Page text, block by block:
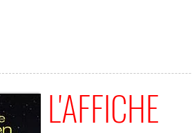
L'AFFICHE